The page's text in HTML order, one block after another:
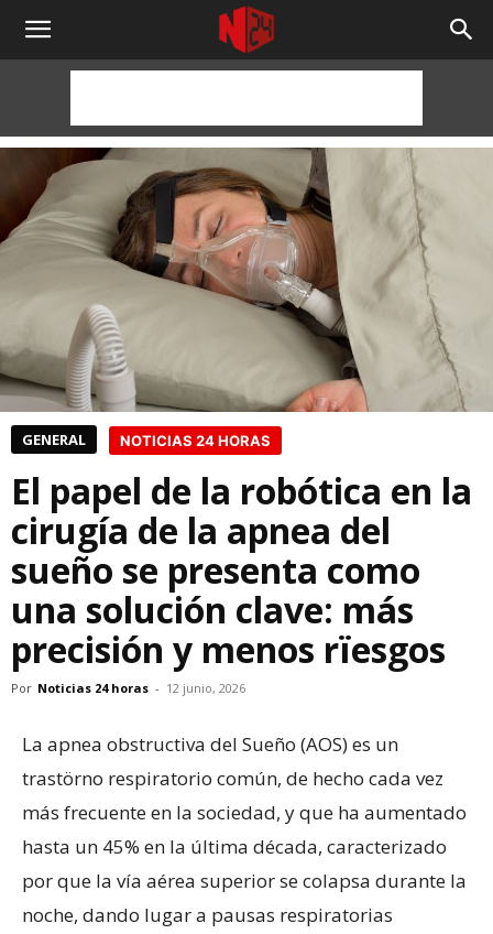
NOTICIAS
HORAS
GENERAL NOTICIAS 24 HORAS
El papel de la robótica en la
cirugía de la apnea del
sueño se presenta como
una solución clave: más
precisión y menos rïesgos
Por Noticias 24 horas - 12 junio, 2026
La apnea obstructiva del Sueño (AOS) es un
trastörno respiratorio común, de hecho cada vez
más frecuente en la sociedad, y que ha aumentado
hasta un 45% en la última década, caracterizado
por que la vía aérea superior se colapsa durante la
noche, dando lugar a pausas respiratorias